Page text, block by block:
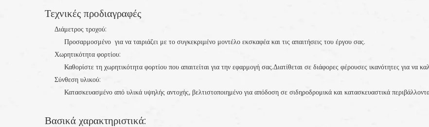
Τεχνικές προδιαγραφές
Διάμετρος τροχού:
Προσαρμοσμένο για να ταιριάζει με το συγκεκριμένο μοντέλο εκσκαφέα και τις απαιτήσεις του έργου σας.
Χωρητικότητα φορτίου:
Καθορίστε τη χωρητικότητα φορτίου που απαιτείται για την εφαρμογή σας.Διατίθεται σε διάφορες φέρουσες ικανότητες για να
Σύνθεση υλικού:
Κατασκευασμένο από υλικά υψηλής αντοχής, βελτιστοποιημένο για απόδοση σε σιδηροδρομικά και κατασκευαστικά
Βασικά χαρακτηριστικά: